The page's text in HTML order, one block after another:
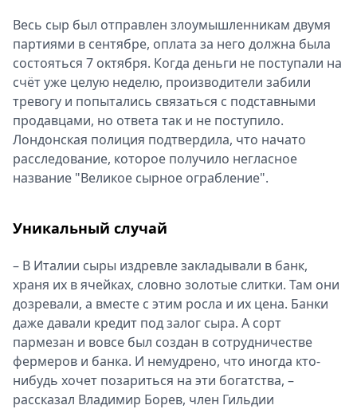
Весь сыр был отправлен злоумышленникам двумя
партиями в сентябре, оплата за него должна была
состояться 7 октября. Когда деньги не поступали на
счёт уже целую неделю, производители забили
тревогу и попытались связаться с подставными
продавцами, но ответа так и не поступило.
Лондонская полиция подтвердила, что начато
расследование, которое получило негласное
название "Великое сырное ограбление".
Уникальный случай
– В Италии сыры издревле закладывали в банк,
храня их в ячейках, словно золотые слитки. Там они
дозревали, а вместе с этим росла и их цена. Банки
даже давали кредит под залог сыра. А сорт
пармезан и вовсе был создан в сотрудничестве
фермеров и банка. И немудрено, что иногда кто-
нибудь хочет позариться на эти богатства, –
рассказал Владимир Борев, член Гильдии